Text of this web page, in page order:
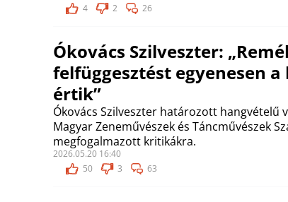
4
2 26
Ókovács Szilveszter:
felfüggesztést egyenesen
értik”
Ókovács Szilveszter határozott hangvételű
Magyar Zeneművészek és Táncművészek
megfogalmazott kritikákra.
2026.05.20 16:40
50
3 63